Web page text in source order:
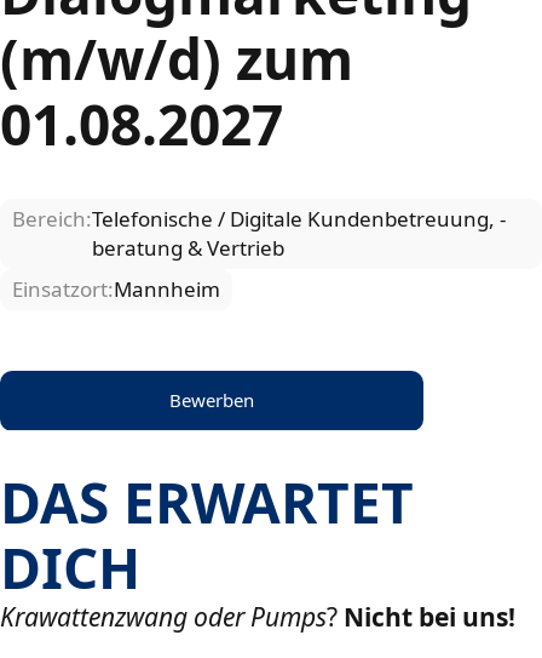
(m/w/d) zum
01.08.2027
Bereich:Telefonische / Digitale Kundenbetreuung, -
beratung & Vertrieb
Einsatzort:Mannheim
Bewerben
DAS ERWARTET
DICH
Krawattenzwang oder Pumps? Nicht bei uns!